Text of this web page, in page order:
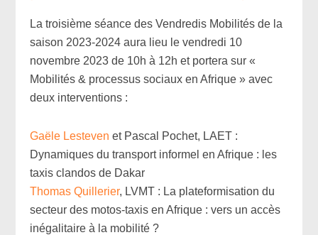
La troisième séance des Vendredis Mobilités de la
saison 2023-2024 aura lieu le vendredi 10
novembre 2023 de 10h à 12h et portera sur «
Mobilités & processus sociaux en Afrique » avec
deux interventions :
Gaële Lesteven et Pascal Pochet, LAET :
Dynamiques du transport informel en Afrique : les
taxis clandos de Dakar
Thomas Quillerier, LVMT : La plateformisation du
secteur des motos-taxis en Afrique : vers un accès
inégalitaire à la mobilité ?